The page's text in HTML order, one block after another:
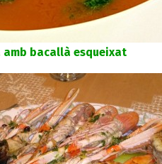
amb bacallà esqueixat